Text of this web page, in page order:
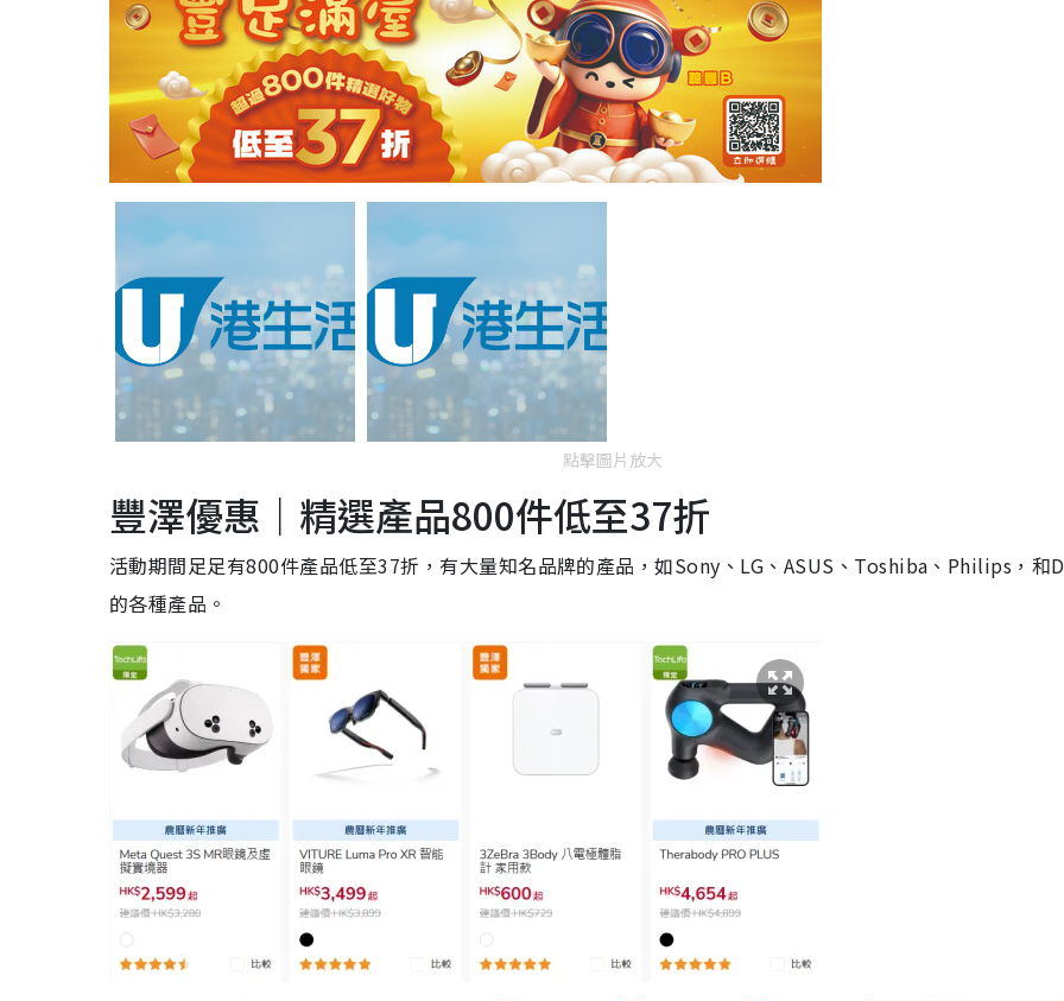
點擊圖片放大
豐澤優惠｜精選產品800件低至37折
活動期間足足有800件產品低至37折，有大量知名品牌的產品，如Sony、LG、ASUS、Toshiba、Philips，和
的各種產品。